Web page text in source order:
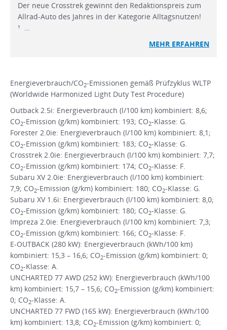
Der neue Crosstrek gewinnt den Redaktionspreis zum
Allrad-Auto des Jahres in der Kategorie Alltagsnutzen!
¹ …
MEHR ERFAHREN
Energieverbrauch/CO2-Emissionen gemäß Prüfzyklus WLTP
(Worldwide Harmonized Light Duty Test Procedure)
Outback 2.5i: Energieverbrauch (l/100 km) kombiniert: 8,6;
CO2-Emission (g/km) kombiniert: 193; CO2-Klasse: G.
Forester 2.0ie: Energieverbrauch (l/100 km) kombiniert: 8,1;
CO2-Emission (g/km) kombiniert: 183; CO2-Klasse: G.
Crosstrek 2.0ie: Energieverbrauch (l/100 km) kombiniert: 7,7;
CO2-Emission (g/km) kombiniert: 174; CO2-Klasse: F.
Subaru XV 2.0ie: Energieverbrauch (l/100 km) kombiniert:
7,9; CO2-Emission (g/km) kombiniert: 180; CO2-Klasse: G.
Subaru XV 1.6i: Energieverbrauch (l/100 km) kombiniert: 8,0;
CO2-Emission (g/km) kombiniert: 180; CO2-Klasse: G.
Impreza 2.0ie: Energieverbrauch (l/100 km) kombiniert: 7,3;
CO2-Emission (g/km) kombiniert: 166; CO2-Klasse: F.
E-OUTBACK (280 kW): Energieverbrauch (kWh/100 km)
kombiniert: 15,3 – 16,6; CO2-Emission (g/km) kombiniert: 0;
CO2-Klasse: A.
UNCHARTED 77 AWD (252 kW): Energieverbrauch (kWh/100
km) kombiniert: 15,7 – 15,6; CO2-Emission (g/km) kombiniert:
0; CO2-Klasse: A.
UNCHARTED 77 FWD (165 kW): Energieverbrauch (kWh/100
km) kombiniert: 13,8; CO2-Emission (g/km) kombiniert: 0;